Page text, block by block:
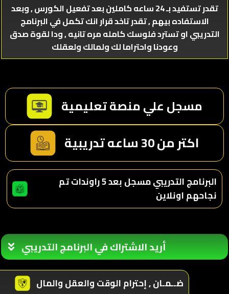
تقدر تستفيد بـ 24 ساعه كاملين بعد تفعيل الكورس , وبعد
الاستفاده بيهم , تقدر تاخد قرار انك تكمل في البرنامج
التدريبي او تسترد فلوسك كامله مره تانيه , ودا لقوة صدق
وعودنا واحتراما لك ولمالك ولعقلك
مسجل علي منصة تعليمية
اكتر من 30 ساعه تدريبية
البرنامج التدريبي مسجل بعد 5 راوندات تم
نجاحهم اونلاين
أريد الاشتراك في البرنامج التدريبي
ضــمـان , إحترام الوقت والعقل والمال